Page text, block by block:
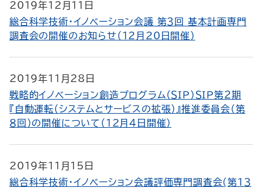
2019年12月11日
総合科学技術・イノベーション会議 第３回 基本計画専門
調査会の開催のお知らせ（12月20日開催）
2019年11月28日
戦略的イノベーション創造プログラム（ＳＩＰ）ＳＩＰ第２期
『自動運転（システムとサービスの拡張）』推進委員会（第
８回）の開催について（12月4日開催）
2019年11月15日
総合科学技術・イノベーション会議評価専門調査会(第１３